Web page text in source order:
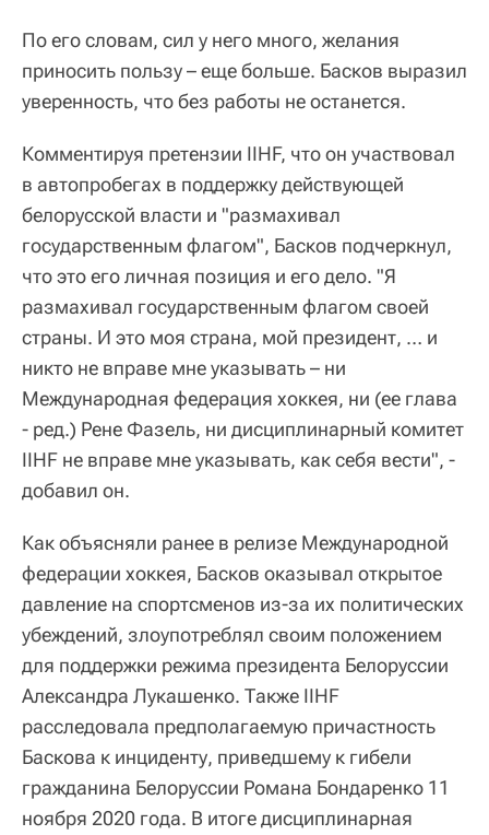
По его словам, сил у него много, желания
приносить пользу – еще больше. Басков выразил
уверенность, что без работы не останется.
Комментируя претензии IIHF, что он участвовал
в автопробегах в поддержку действующей
белорусской власти и "размахивал
государственным флагом", Басков подчеркнул,
что это его личная позиция и его дело. "Я
размахивал государственным флагом своей
страны. И это моя страна, мой президент, … и
никто не вправе мне указывать – ни
Международная федерация хоккея, ни (ее глава
- ред.) Рене Фазель, ни дисциплинарный комитет
IIHF не вправе мне указывать, как себя вести", -
добавил он.
Как объясняли ранее в релизе Международной
федерации хоккея, Басков оказывал открытое
давление на спортсменов из-за их политических
убеждений, злоупотреблял своим положением
для поддержки режима президента Белоруссии
Александра Лукашенко. Также IIHF
расследовала предполагаемую причастность
Баскова к инциденту, приведшему к гибели
гражданина Белоруссии Романа Бондаренко 11
ноября 2020 года. В итоге дисциплинарная